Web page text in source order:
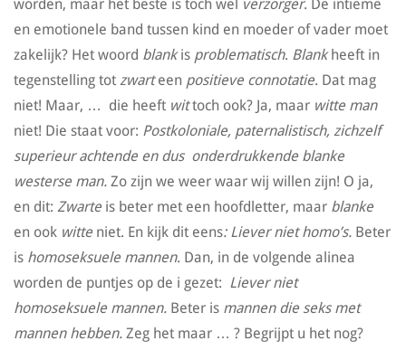
worden, maar het beste is toch wel verzorger. De intieme
en emotionele band tussen kind en moeder of vader moet
zakelijk? Het woord blankis problematisch. Blankheeft in
tegenstelling tot zwarteen positieve connotatie. Dat mag
niet! Maar, … die heeft wittoch ook? Ja, maar witte man
niet! Die staat voor: Postkoloniale, paternalistisch, zichzelf
superieur achtende en dus onderdrukkende blanke
westerse man. Zo zijn we weer waar wij willen zijn! O ja,
en dit: Zwarte is beter met een hoofdletter, maar blanke
en ook witte niet. En kijk dit eens: Liever niet homo’s. Beter
is homoseksuele mannen. Dan, in de volgende alinea
worden de puntjes op de i gezet: Liever niet
homoseksuele mannen. Beter is mannen die seks met
mannen hebben. Zeg het maar … ? Begrijpt u het nog?